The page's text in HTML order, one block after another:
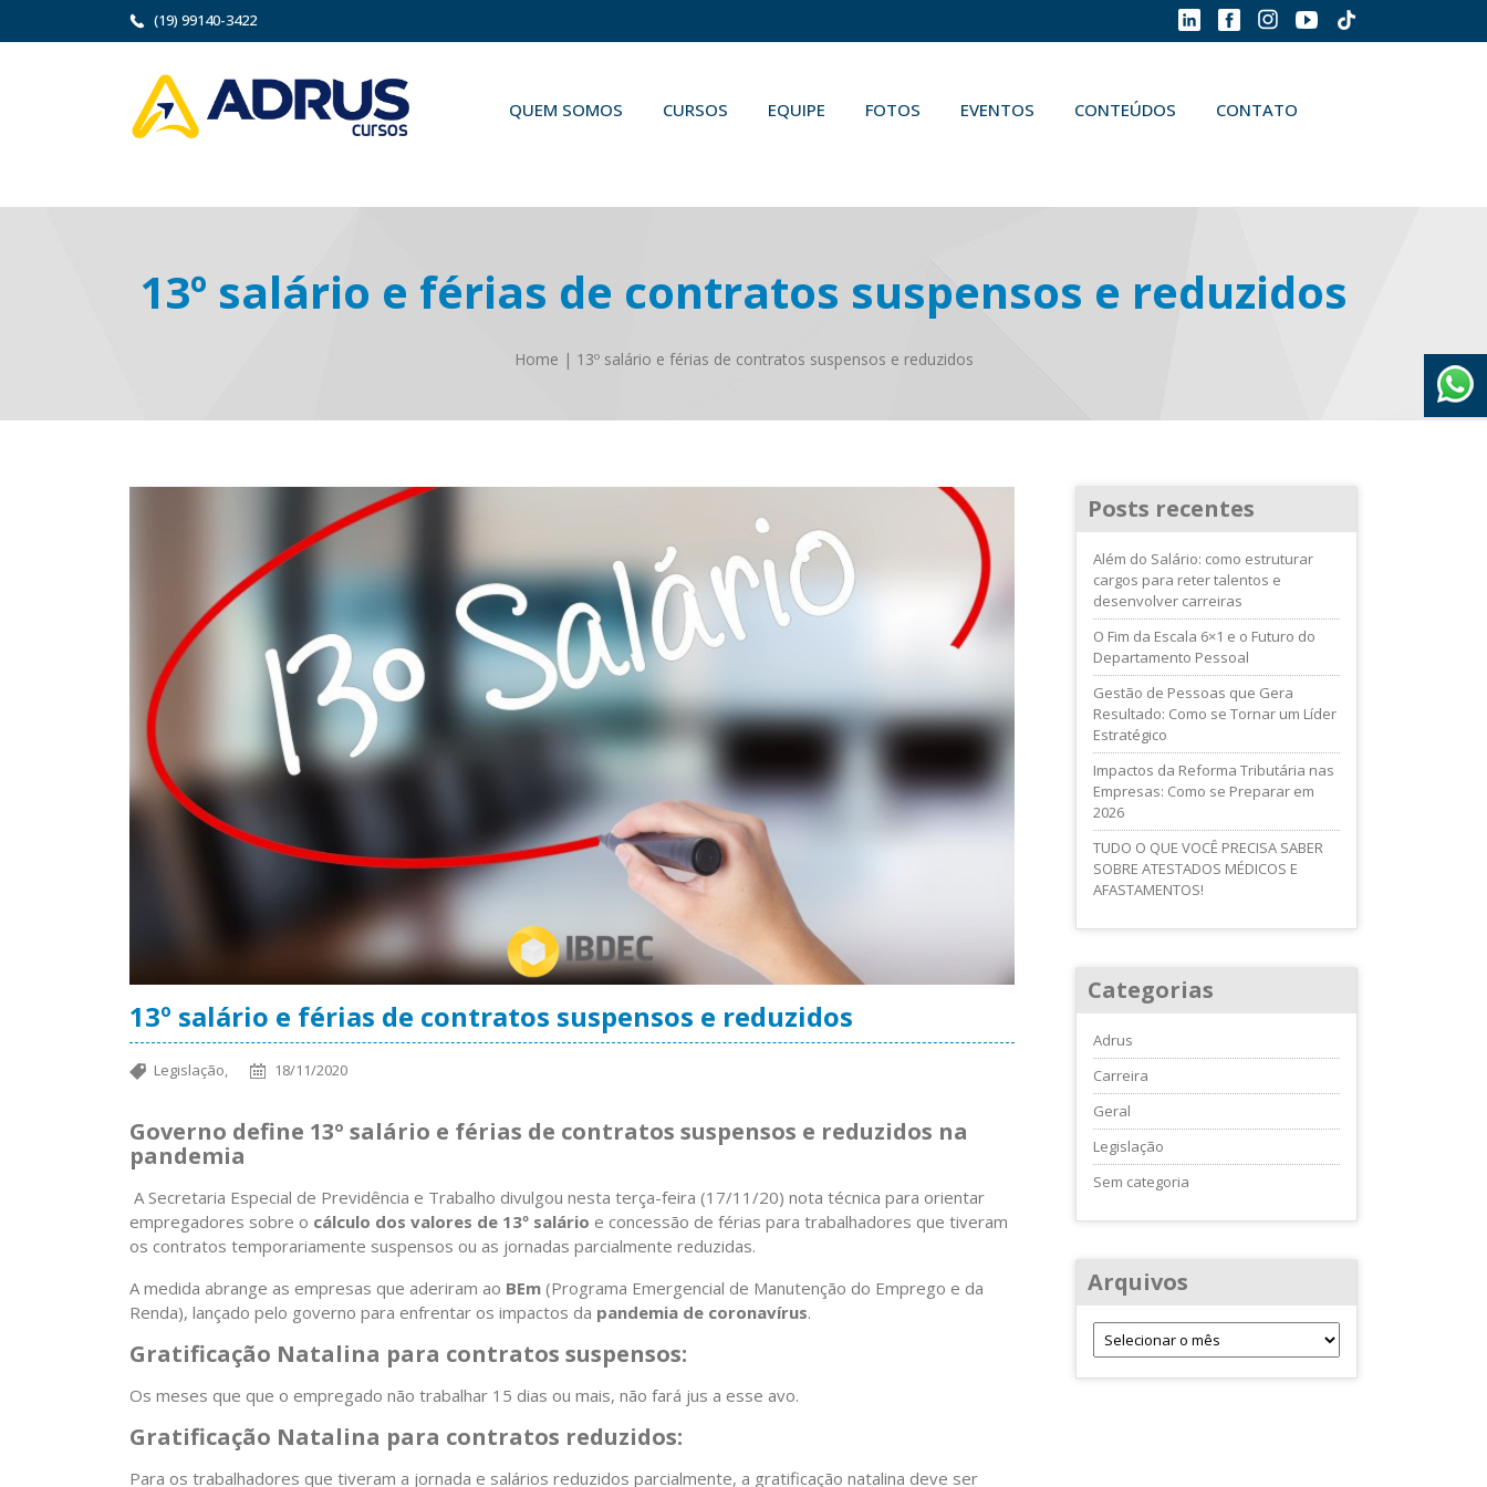
(19) 99140-3422
QUEM SOMOS CURSOS EQUIPE FOTOS EVENTOS CONTEÚDOS CONTATO
13º salário e férias de contratos suspensos e reduzidos
Home | 13º salário e férias de contratos suspensos e reduzidos
13º salário e férias de contratos suspensos e reduzidos
Legislação, 18/11/2020
Governo define 13º salário e férias de contratos suspensos e reduzidos na
pandemia
A Secretaria Especial de Previdência e Trabalho divulgou nesta terça-feira (17/11/20) nota técnica para orientar
empregadores sobre o cálculo dos valores de 13º salário e concessão de férias para trabalhadores que tiveram
os contratos temporariamente suspensos ou as jornadas parcialmente reduzidas.
A medida abrange as empresas que aderiram ao BEm (Programa Emergencial de Manutenção do Emprego e da
Renda), lançado pelo governo para enfrentar os impactos da pandemia de coronavírus.
Gratificação Natalina para contratos suspensos:
Os meses que que o empregado não trabalhar 15 dias ou mais, não fará jus a esse avo.
Gratificação Natalina para contratos reduzidos:
Para os trabalhadores que tiveram a jornada e salários reduzidos parcialmente, a gratificação natalina deve ser
Posts recentes
Além do Salário: como estruturar
cargos para reter talentos e
desenvolver carreiras
O Fim da Escala 6×1 e o Futuro do
Departamento Pessoal
Gestão de Pessoas que Gera
Resultado: Como se Tornar um Líder
Estratégico
Impactos da Reforma Tributária nas
Empresas: Como se Preparar em
2026
TUDO O QUE VOCÊ PRECISA SABER
SOBRE ATESTADOS MÉDICOS E
AFASTAMENTOS!
Categorias
Adrus
Carreira
Geral
Legislação
Sem categoria
Arquivos